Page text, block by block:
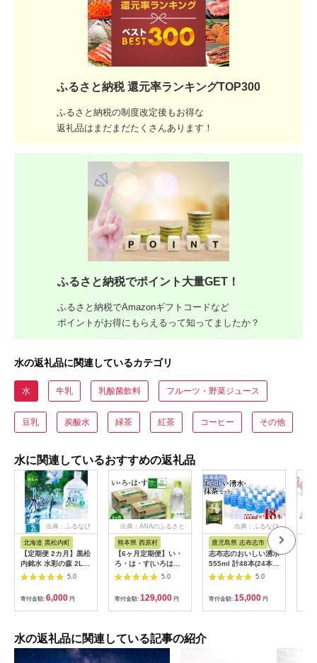
ふるさと納税 還元率ランキングTOP300
ふるさと納税の制度改定後もお得な
返礼品はまだまだたくさんあります！
ふるさと納税でポイント大量GET！
ふるさと納税でAmazonギフトコードなど
ポイントがお得にもらえるって知ってましたか？
水の返礼品に関連しているカテゴリ
水 牛乳 乳酸菌飲料 フルーツ・野菜ジュース
豆乳 炭酸水 緑茶 紅茶 コーヒー その他
水に関連しているおすすめの返礼品
出典：ふるなび
北海道 黒松内町
【定期便 2カ月】黒松
内銘水 水彩の森 2L×6
本（1箱）北海道 ミネ
ラルウォーター 天然
水 国産 国内 硬水 中
硬水 ナチュラル ミネ
ラル 天然水 アウトド
災 災害 備蓄
5.0
寄付金額: 6,000 円
出典：ANAのふるさと
熊本県 西原村
【6ヶ月定期便】い・
ろ・は・す(いろはす)
阿蘇の天然水
540mlPET×24本(2ケ
5.0
寄付金額: 129,000 円
出典：ふるなび
鹿児島県 志布志市
志布志のおいしい湧水
555ml 計48本(24本
×2ケース)・抹茶
(1g×10本) 水 ミネラ
ルウォーター 555ml
常温 常温保存 茶 お茶
抹茶 ペットボトル
5.0
寄付金額: 15,000 円
水の返礼品に関連している記事の紹介